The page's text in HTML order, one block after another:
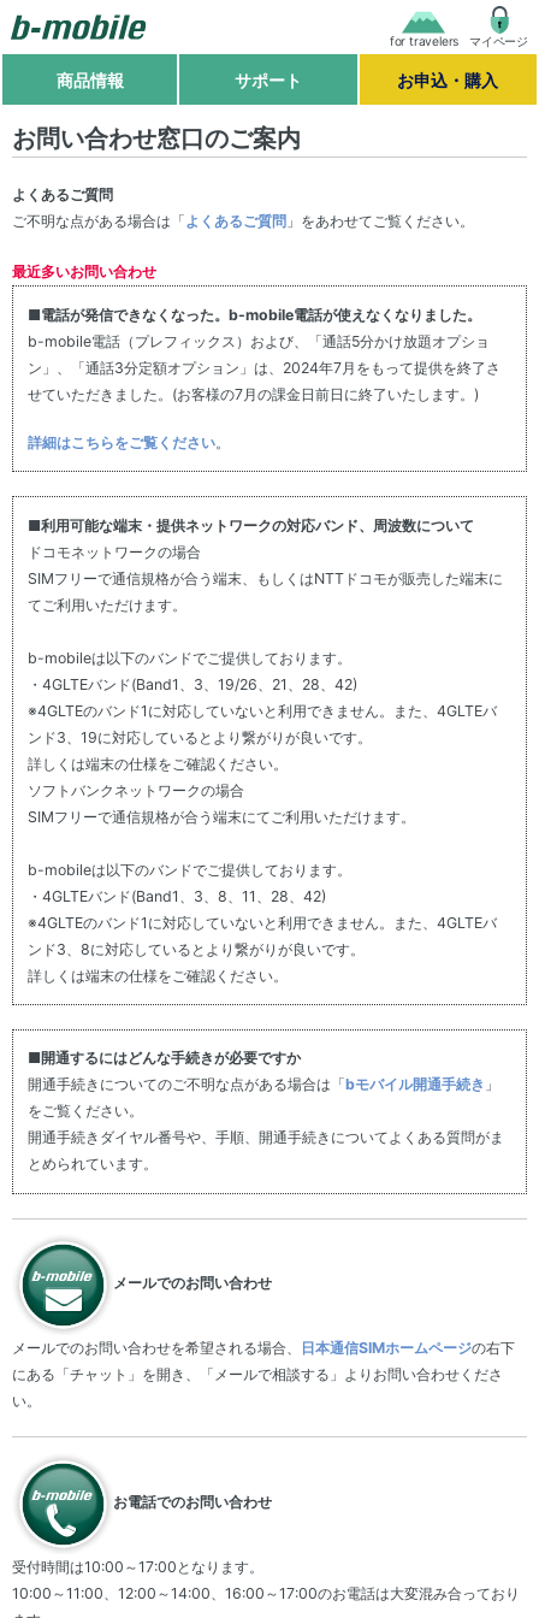
for travelers マイページ
商品情報 サポート お申込・購入
お問い合わせ窓口のご案内
よくあるご質問
ご不明な点がある場合は「よくあるご質問 」をあわせてご覧ください。
最近多いお問い合わせ
■電話が発信できなくなった。b-mobile電話が使えなくなりました。
b-mobile電話（プレフィックス）および、「通話5分かけ放題オプショ
ン」、「通話3分定額オプション」は、2024年7月をもって提供を終了さ
せていただきました。(お客様の7月の課金日前日に終了いたします。)
詳細はこちらをご覧ください。
■利用可能な端末・提供ネットワークの対応バンド、周波数について
ドコモネットワークの場合
SIMフリーで通信規格が合う端末、もしくはNTTドコモが販売した端末に
てご利用いただけます。
b-mobileは以下のバンドでご提供しております。
・4GLTEバンド(Band1、3、19/26、21、28、42)
※4GLTEのバンド1に対応していないと利用できません。また、4GLTEバ
ンド3、19に対応しているとより繋がりが良いです。
詳しくは端末の仕様をご確認ください。
ソフトバンクネットワークの場合
SIMフリーで通信規格が合う端末にてご利用いただけます。
b-mobileは以下のバンドでご提供しております。
・4GLTEバンド(Band1、3、8、11、28、42)
※4GLTEのバンド1に対応していないと利用できません。また、4GLTEバ
ンド3、8に対応しているとより繋がりが良いです。
詳しくは端末の仕様をご確認ください。
■開通するにはどんな手続きが必要ですか
開通手続きについてのご不明な点がある場合は「bモバイル開通手続き 」
をご覧ください。
開通手続きダイヤル番号や、手順、開通手続きについてよくある質問がま
とめられています。
メールでのお問い合わせ
メールでのお問い合わせを希望される場合、 日本通信SIMホームページの右下
にある「チャット」を開き、「メールで相談する」よりお問い合わせくださ
い。
お電話でのお問い合わせ
受付時間は10:00～17:00となります。
10:00～11:00、12:00～14:00、16:00～17:00のお電話は大変混み合っており